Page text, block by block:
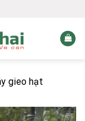
gieo hạt